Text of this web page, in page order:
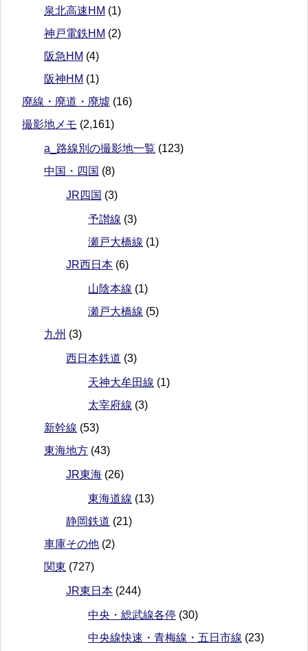
泉北高速HM (1)
神戸電鉄HM (2)
阪急HM (4)
阪神HM (1)
廃線・廃道・廃墟 (16)
撮影地メモ (2,161)
a_路線別の撮影地一覧 (123)
中国・四国 (8)
JR四国 (3)
予讃線 (3)
瀬戸大橋線 (1)
JR西日本 (6)
山陰本線 (1)
瀬戸大橋線 (5)
九州 (3)
西日本鉄道 (3)
天神大牟田線 (1)
太宰府線 (3)
新幹線 (53)
東海地方 (43)
JR東海 (26)
東海道線 (13)
静岡鉄道 (21)
車庫その他 (2)
関東 (727)
JR東日本 (244)
中央・総武線各停 (30)
中央線快速・青梅線・五日市線 (23)